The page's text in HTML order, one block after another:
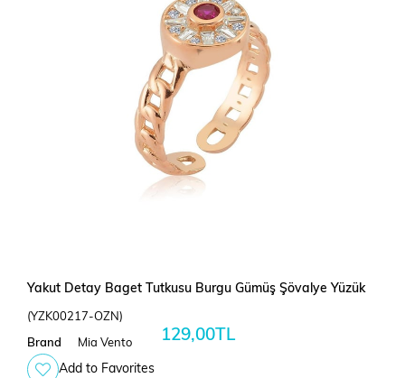
Yakut Detay Baget Tutkusu Burgu Gümüş Şövalye Yüzük
(YZK00217-OZN)
Brand Mia Vento 129,00TL
Add to Favorites